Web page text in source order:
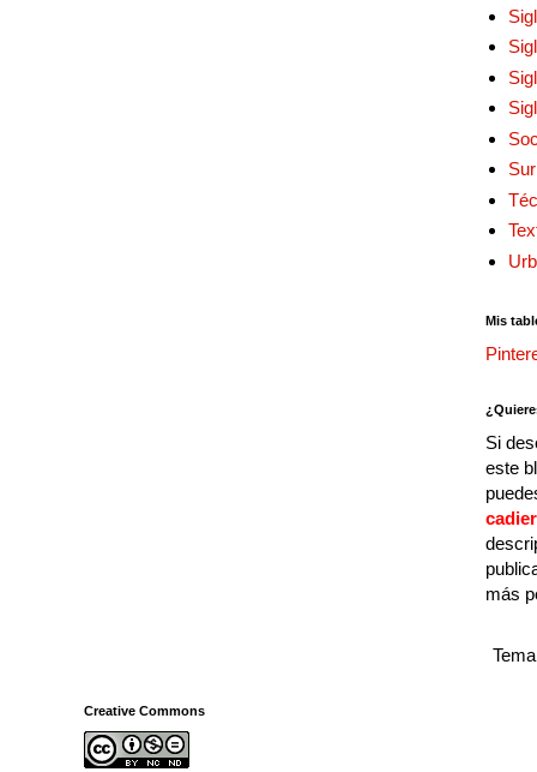
Mis
Si
este
más
Creative Commons